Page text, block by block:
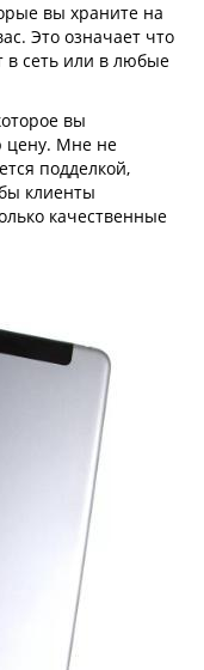
вы храните на
Это означает что
в сеть или в любые
вы
цену. Мне не
подделкой,
клиенты
качественные